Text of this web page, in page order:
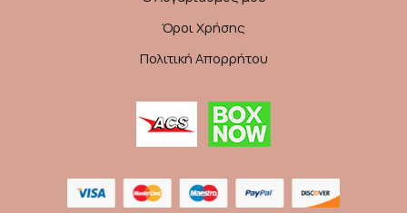
Όροι Χρήσης
Πολιτική Απορρήτου